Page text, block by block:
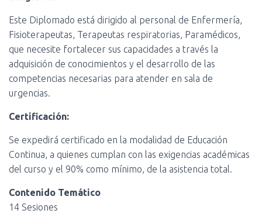
Este Diplomado está dirigido al personal de Enfermería,
Fisioterapeutas, Terapeutas respiratorias, Paramédicos,
que necesite fortalecer sus capacidades a través la
adquisición de conocimientos y el desarrollo de las
competencias necesarias para atender en sala de
urgencias.
Certificación:
Se expedirá certificado en la modalidad de Educación
Continua, a quienes cumplan con las exigencias académicas
del curso y el 90% como mínimo, de la asistencia total.
Contenido Temático
14 Sesiones